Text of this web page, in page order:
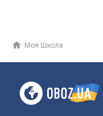
Моя Школа